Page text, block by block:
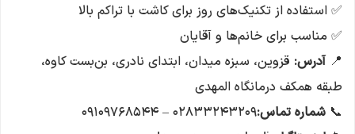
✅ استفاده از تکنیک‌های روز برای کاشت با تراکم بالا
✅ مناسب برای خانم‌ها و آقایان
📍آدرس: قزوین، سبزه میدان، ابتدای نادری، بن‌بست کاوه،
طبقه همکف درمانگاه المهدی
📞 شماره تماس:۰۲۸۳۳۲۴۳۲۰۹ – ۰۹۱۰۹۷۶۸۵۴۴